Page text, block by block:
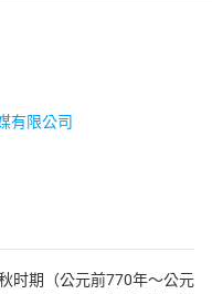
有限公司
时期（公元前770年～公元